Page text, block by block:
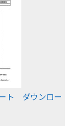
ト ダウンロー